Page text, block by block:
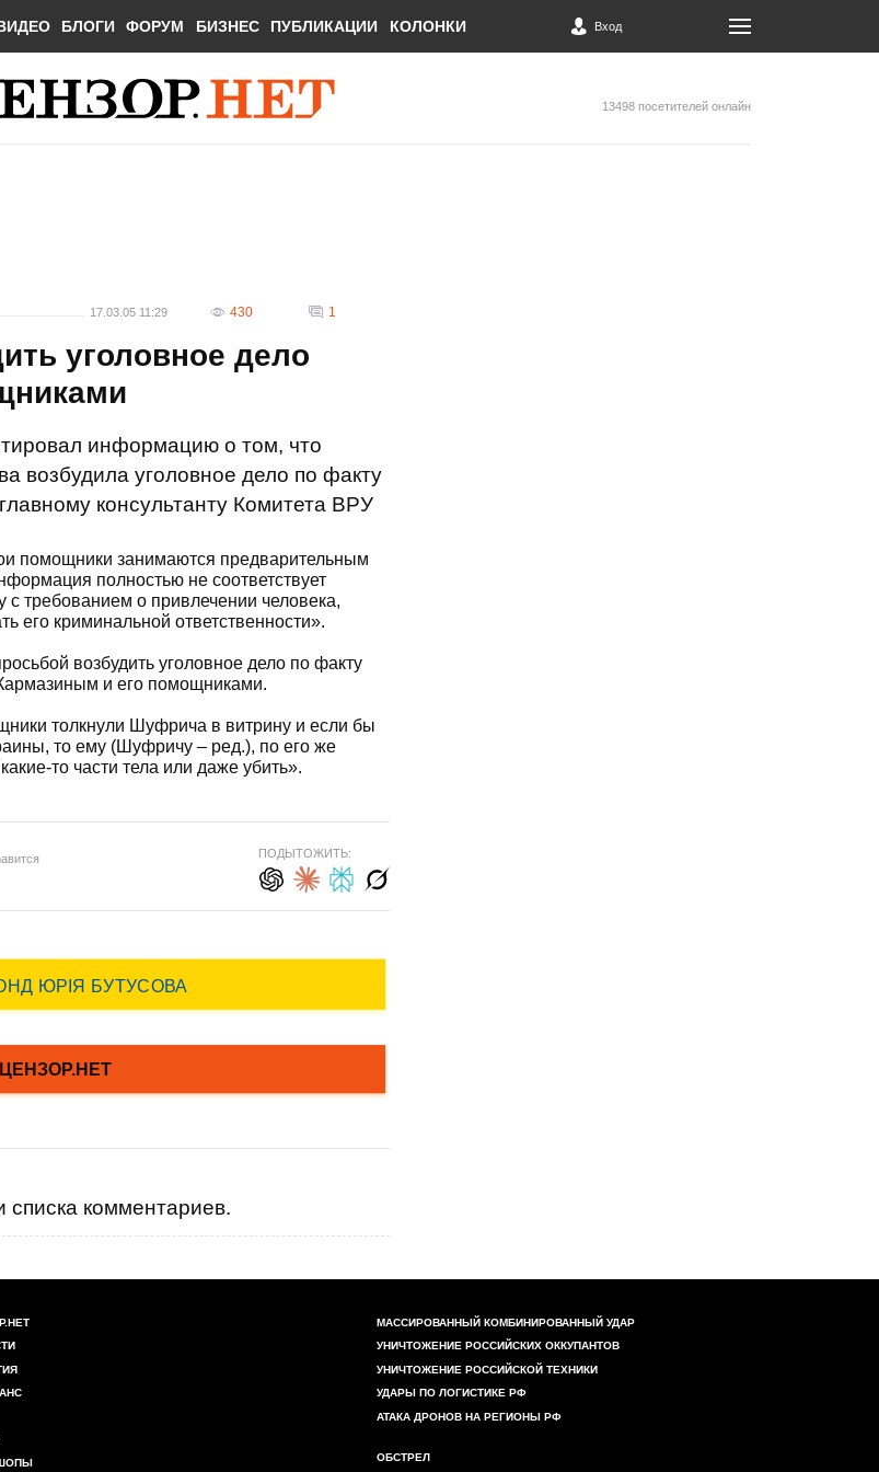
БЛОГИ ФОРУМ БИЗНЕС ПУБЛИКАЦИИ КОЛОНКИ Вход
13498 посетителей онлайн
17.03.05 11:29 430 1
уголовное дело
информацию о том, что
возбудила уголовное дело по факту
консультанту Комитета ВРУ
помощники занимаются предварительным
полностью не соответствует
требованием о привлечении человека,
его криминальной ответственности».
возбудить уголовное дело по факту
и его помощниками.
толкнули Шуфрича в витрину и если бы
то ему (Шуфричу – ред.), по его же
то части тела или даже убить».
ПОДЫТОЖИТЬ:
комментариев.
МАССИРОВАННЫЙ КОМБИНИРОВАННЫЙ УДАР
УНИЧТОЖЕНИЕ РОССИЙСКИХ ОККУПАНТОВ
УНИЧТОЖЕНИЕ РОССИЙСКОЙ ТЕХНИКИ
УДАРЫ ПО ЛОГИСТИКЕ РФ
АТАКА ДРОНОВ НА РЕГИОНЫ РФ
ОБСТРЕЛ